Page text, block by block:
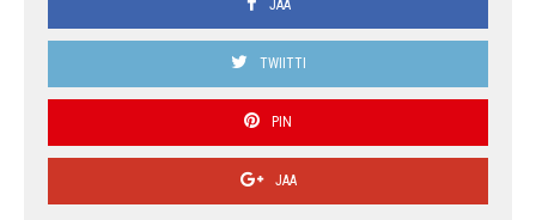
JAA
TWIITTI
PIN
JAA